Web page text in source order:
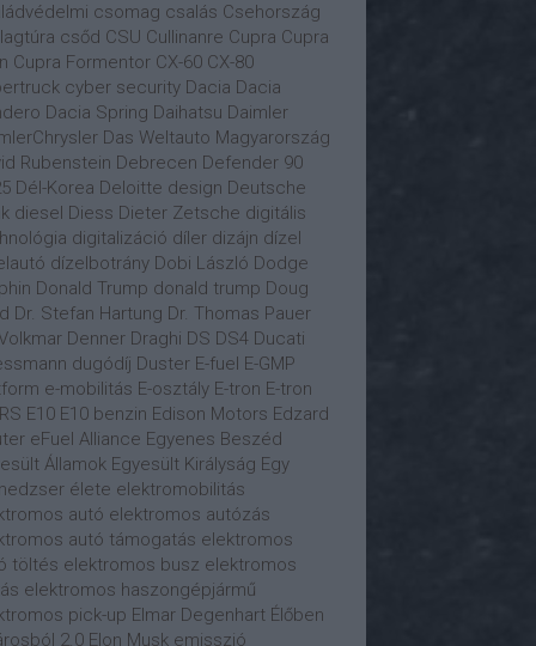
csomag csalás Csehország
csőd CSU Cullinanre Cupra Cupra
Cupra Formentor CX-60 CX-80
cyber security Dacia Dacia
Dacia Spring Daihatsu Daimler
Das Weltauto Magyarország
Rubenstein Debrecen Defender 90
Dél-Korea Deloitte design Deutsche
diesel Diess Dieter Zetsche digitális
digitalizáció díler dizájn dízel
dízelbotrány Dobi László Dodge
Donald Trump donald trump Doug
Dr. Stefan Hartung Dr. Thomas Pauer
Denner Draghi DS DS4 Ducati
dugódíj Duster E-fuel E-GMP
e-mobilitás E-osztály E-tron E-tron
E10 E10 benzin Edison Motors Edzard
eFuel Alliance Egyenes Beszéd
Államok Egyesült Királyság Egy
élete elektromobilitás
autó elektromos autózás
autó támogatás elektromos
töltés elektromos busz elektromos
elektromos haszongépjármű
pick-up Elmar Degenhart Élőben
2.0 Elon Musk emisszió